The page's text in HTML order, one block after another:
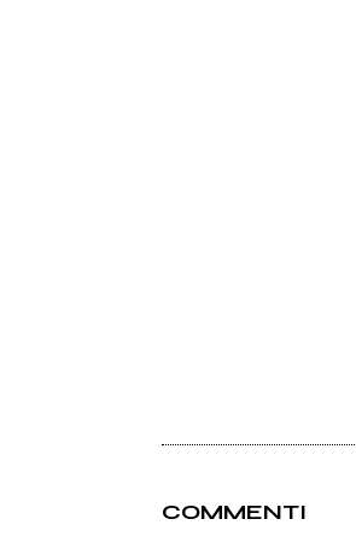
COMMENTI